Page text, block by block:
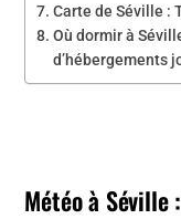
Carte de Séville :
Où dormir à
d’hébergements
Météo à Séville